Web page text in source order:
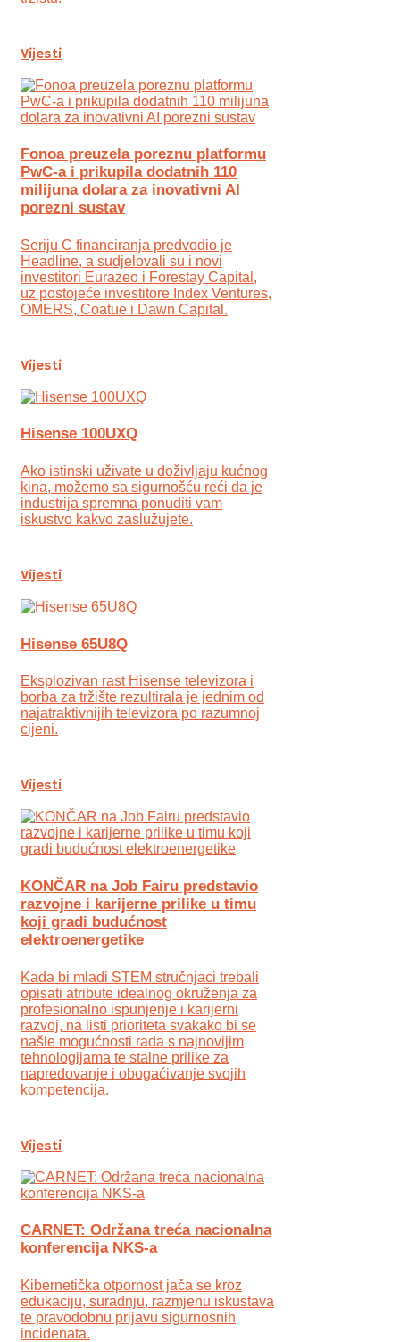
Vijesti
Fonoa preuzela poreznu platformu
PwC-a i prikupila dodatnih 110
milijuna dolara za inovativni AI
porezni sustav
Seriju C financiranja predvodio je
Headline, a sudjelovali su i novi
investitori Eurazeo i Forestay Capital,
uz postojeće investitore Index Ventures,
OMERS, Coatue i Dawn Capital.
Vijesti
Hisense 100UXQ
Ako istinski uživate u doživljaju kućnog
kina, možemo sa sigurnošću reći da je
industrija spremna ponuditi vam
iskustvo kakvo zaslužujete.
Vijesti
Hisense 65U8Q
Eksplozivan rast Hisense televizora i
borba za tržište rezultirala je jednim od
najatraktivnijih televizora po razumnoj
cijeni.
Vijesti
KONČAR na Job Fairu predstavio
razvojne i karijerne prilike u timu
koji gradi budućnost
elektroenergetike
Kada bi mladi STEM stručnjaci trebali
opisati atribute idealnog okruženja za
profesionalno ispunjenje i karijerni
razvoj, na listi prioriteta svakako bi se
našle mogućnosti rada s najnovijim
tehnologijama te stalne prilike za
napredovanje i obogaćivanje svojih
kompetencija.
Vijesti
CARNET: Održana treća nacionalna
konferencija NKS-a
Kibernetička otpornost jača se kroz
edukaciju, suradnju, razmjenu iskustava
te pravodobnu prijavu sigurnosnih
incidenata.